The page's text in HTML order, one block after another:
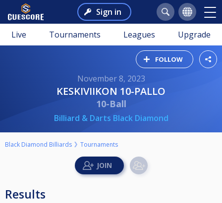
Sign in
Live Tournaments Leagues Upgrade
FOLLOW
November 8, 2023
KESKIVIIKON 10-PALLO
10-Ball
Billiard & Darts Black Diamond
Black Diamond Billiards Tournaments
Results